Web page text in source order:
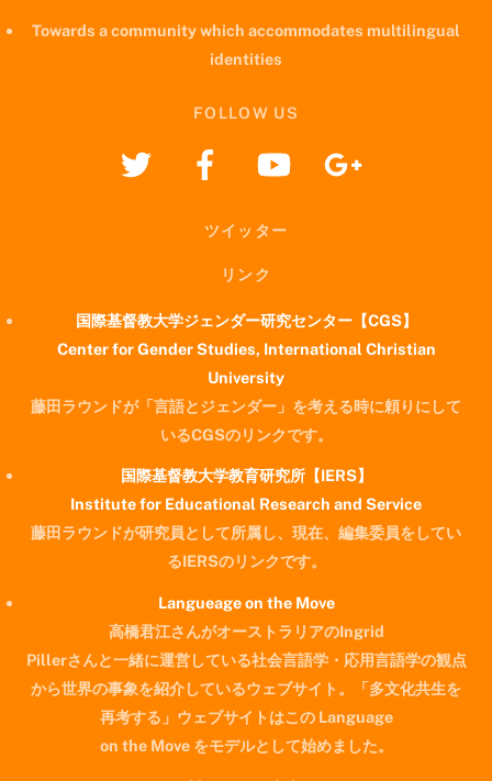
Towards a community which accommodates multilingual
identities
FOLLOW US
ツイッター
リンク
国際基督教大学ジェンダー研究センター【CGS】
Center for Gender Studies, International Christian
University
藤田ラウンドが「言語とジェンダー」を考える時に頼りにして
いるCGSのリンクです。
国際基督教大学教育研究所【IERS】
Institute for Educational Research and Service
藤田ラウンドが研究員として所属し、現在、編集委員をしてい
るIERSのリンクです。
Langueage on the Move
高橋君江さんがオーストラリアのIngrid
Pillerさんと一緒に運営している社会言語学・応用言語学の観点
から世界の事象を紹介しているウェブサイト。「多文化共生を
再考する」ウェブサイトはこの Language
on the Move をモデルとして始めました。